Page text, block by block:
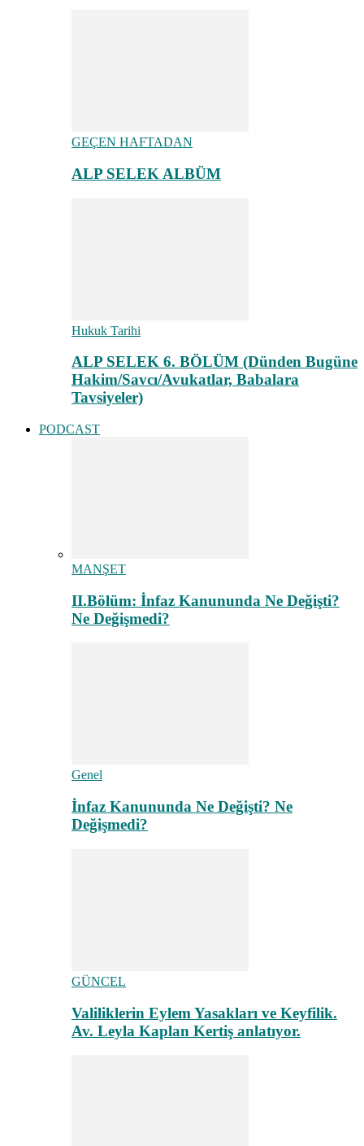
GEÇEN HAFTADAN
ALP SELEK ALBÜM
Hukuk Tarihi
ALP SELEK 6. BÖLÜM (Dünden Bugüne
Hakim/Savcı/Avukatlar, Babalara
Tavsiyeler)
PODCAST
MANŞET
II.Bölüm: İnfaz Kanununda Ne Değişti?
Ne Değişmedi?
Genel
İnfaz Kanununda Ne Değişti? Ne
Değişmedi?
GÜNCEL
Valiliklerin Eylem Yasakları ve Keyfilik.
Av. Leyla Kaplan Kertiş anlatıyor.